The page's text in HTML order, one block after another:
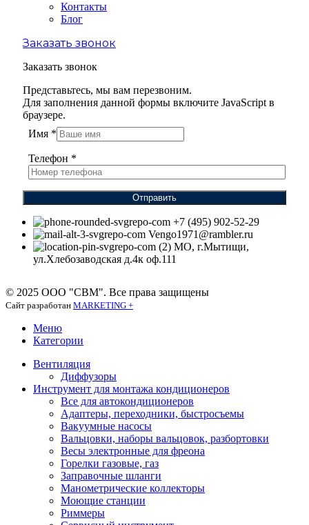
Контакты
Блог
Заказать звонок
Заказать звонок
Представьтесь, мы вам перезвоним.
Для заполнения данной формы включите JavaScript в
браузере.
Имя *
Телефон *
Отправить
+7 (495) 902-52-29
Vengo1971@rambler.ru
МО, г.Мытищи,
ул.Хлебозаводская д.4к оф.111
© 2025 ООО "СВМ". Все права защищены
Сайт разработан MARKETING +
Меню
Категории
Вентиляция
Диффузоры
Инструмент для монтажа кондиционеров
Все для автокондиционеров
Адаптеры, переходники, быстросъемы
Вакуумные насосы
Вальцовки, наборы вальцовок, разбортовки
Весы электронные для фреона
Горелки газовые, газ
Заправочные шланги
Манометрические коллекторы
Моющие станции
Риммеры